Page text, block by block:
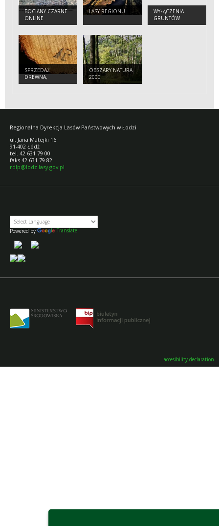
BOCIANY CZARNE
ONLINE
LASY REGIONU
WYŁĄCZENIA
GRUNTÓW
LEŚNYCH Z
SPRZEDAŻ
DREWNA,
CHOINEK I
OBSZARY NATURA
2000
Regionalna Dyrekcja Lasów Państwowych w Łodzi
ul. Jana Matejki 16
91-402 Łódź
tel. 42 631 79 00
faks 42 631 79 82
rdlp@lodz.lasy.gov.pl
Powered by Translate
accesibility-declaration